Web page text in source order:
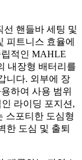
선 핸들바 세팅 및
피트니스 효율에
적인 MAHLE
내장형 배터리를
니다. 외부에 장
하여 사용 범위
라이딩 포지션,
스포티한 도심형
한 도심 및 출퇴